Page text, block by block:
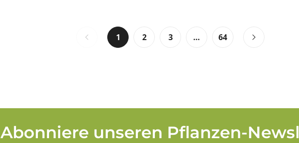
1 2 3 … 64
Abonniere unseren Pflanzen-